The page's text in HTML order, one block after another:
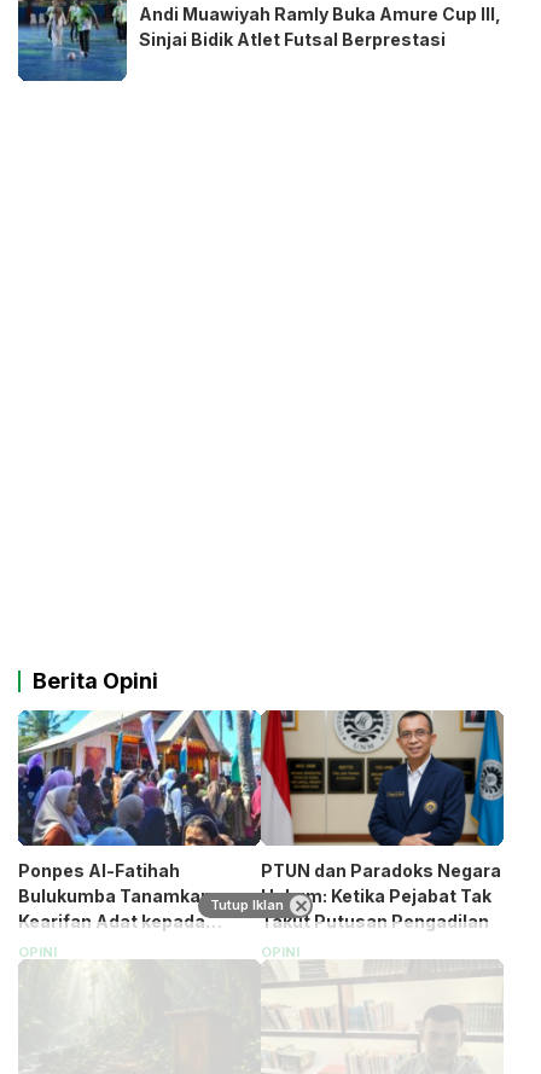
Andi Muawiyah Ramly Buka Amure Cup III,
Sinjai Bidik Atlet Futsal Berprestasi
Berita Opini
Ponpes Al-Fatihah
Bulukumba Tanamkan
Kearifan Adat kepada
Santri (Bagian 1)
OPINI
PTUN dan Paradoks Negara
Hukum: Ketika Pejabat Tak
Takut Putusan Pengadilan
OPINI
Tutup Iklan